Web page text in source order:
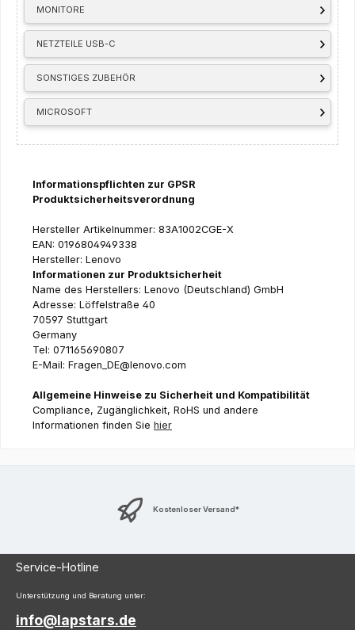
MONITORE
NETZTEILE USB-C
SONSTIGES ZUBEHÖR
MICROSOFT
Informationspflichten zur GPSR
Produktsicherheitsverordnung
Hersteller Artikelnummer: 83A1002CGE-X
EAN: 0196804949338
Hersteller: Lenovo
Informationen zur Produktsicherheit
Name des Herstellers: Lenovo (Deutschland) GmbH
Adresse: Löffelstraße 40
70597 Stuttgart
Germany
Tel: 071165690807
E-Mail: Fragen_DE@lenovo.com
Allgemeine Hinweise zu Sicherheit und Kompatibilität
Compliance, Zugänglichkeit, RoHS und andere
Informationen finden Sie hier
Kostenloser Versand*
Service-Hotline
Unterstützung und Beratung unter:
info@lapstars.de